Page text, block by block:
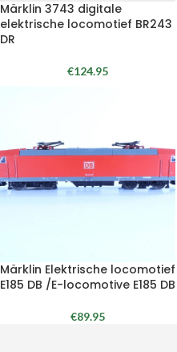
Märklin 3743 digitale
elektrische locomotief BR243
DR
€124.95
Märklin Elektrische locomotief
E185 DB /E-locomotive E185 DB
€89.95